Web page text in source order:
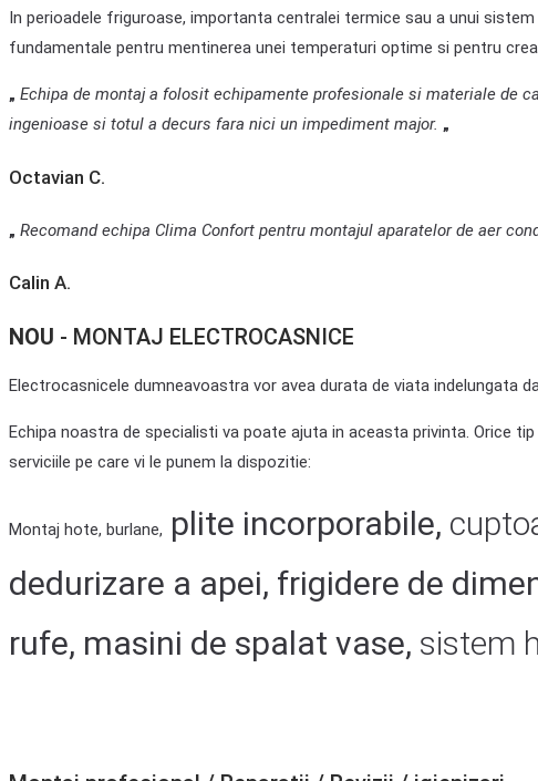
In perioadele friguroase, importanta centralei termice sau a unui
fundamentale pentru mentinerea unei temperaturi optime si pentru
„ Echipa de montaj a folosit echipamente profesionale si materiale de
ingenioase si totul a decurs fara nici un impediment major. „
Octavian C.
„ Recomand echipa Clima Confort pentru montajul aparatelor de aer
Calin A.
NOU - MONTAJ ELECTROCASNICE
Electrocasnicele dumneavoastra vor avea durata de viata indelungata
Echipa noastra de specialisti va poate ajuta in aceasta privinta. Orice
serviciile pe care vi le punem la dispozitie:
Montaj hote, burlane, plite incorporabile,
dedurizare a apei, frigidere de
rufe, masini de spalat vase, sistem